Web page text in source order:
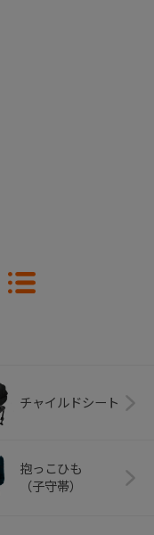
チャイルドシート
抱っこひも
（子守帯）